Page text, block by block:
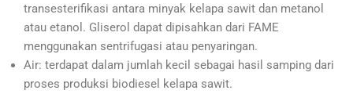
transesterifikasi antara minyak kelapa sawit dan metanol
atau etanol. Gliserol dapat dipisahkan dari FAME
menggunakan sentrifugasi atau penyaringan.
Air: terdapat dalam jumlah kecil sebagai hasil samping dari
proses produksi biodiesel kelapa sawit.